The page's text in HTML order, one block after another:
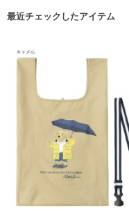
最近チェックしたアイテム